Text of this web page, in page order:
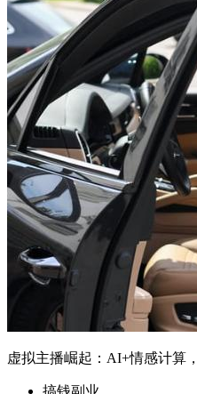
虚拟主播崛起：AI+情感计算